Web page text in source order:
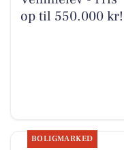
op til 550.000 kr!
BOLIGMARKED